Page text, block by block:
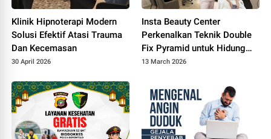
Klinik Hipnoterapi Modern
Solusi Efektif Atasi Trauma
Dan Kecemasan
30 April 2026
Insta Beauty Center
Perkenalkan Teknik Double
Fix Pyramid untuk Hidung
Mancung
13 March 2026